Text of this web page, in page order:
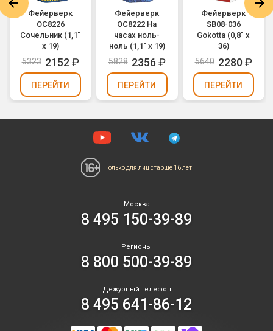
Фейерверк
ОС8226
Сочельник (1,1"
х 19)
5323 2152₽
ПЕРЕЙТИ
Фейерверк
ОС8222 На
часах ноль-
ноль (1,1" х 19)
5828 2356 ₽
ПЕРЕЙТИ
Фейерверк
SB08-036
Gokotta (0,8" х
36)
5640 2280₽
ПЕРЕЙТИ
Только для лиц старше 16 лет
Москва
8 495 150-39-89
Регионы
8 800 500-39-89
Дежурный телефон
8 495 641-86-12